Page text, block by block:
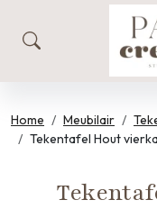
zoeken
Home Meubilair
Tekentafel Hout